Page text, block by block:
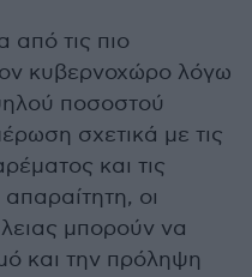
από τις πιο
κυβερνοχώρο λόγω
ποσοστού
σχετικά με τις
και τις
απαραίτητη, οι
μπορούν να
και την πρόληψη